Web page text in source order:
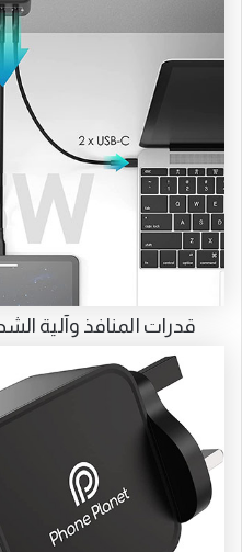
قدرات المنافذ وآلية